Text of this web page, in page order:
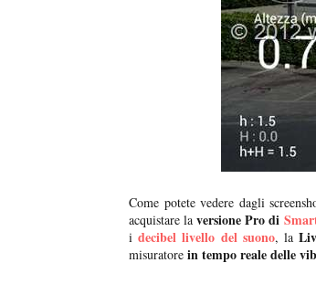
Come potete vedere dagli
acquistare laversione Pro di
idecibel livello del suono, la
misuratore in tempo reale delle